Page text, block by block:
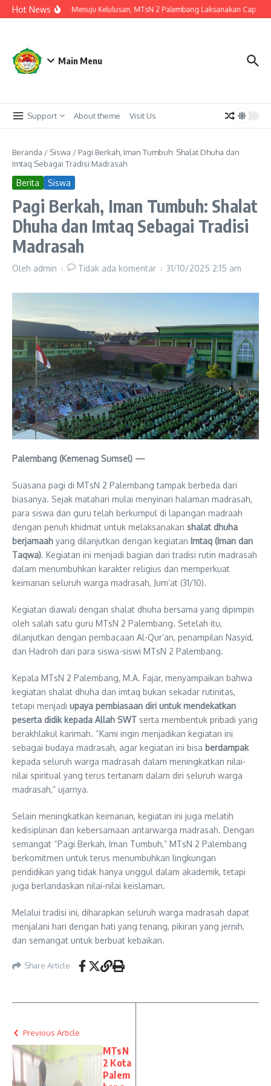
Lewati ke konten
Hot News
Langkah Akhir Menuju Kelulusan, MTsN 2 Palembang Laksanakan Cap Tiga
Main Menu
Support About theme Visit Us
Beranda / Siswa / Pagi Berkah, Iman Tumbuh: Shalat Dhuha dan
Imtaq Sebagai Tradisi Madrasah
Berita Siswa
Pagi Berkah, Iman Tumbuh: Shalat
Dhuha dan Imtaq Sebagai Tradisi
Madrasah
Oleh admin Tidak ada komentar 31/10/2025 2:15 am
Palembang (Kemenag Sumsel) —
Suasana pagi di MTsN 2 Palembang tampak berbeda dari
biasanya. Sejak matahari mulai menyinari halaman madrasah,
para siswa dan guru telah berkumpul di lapangan madraah
dengan penuh khidmat untuk melaksanakan shalat dhuha
berjamaah yang dilanjutkan dengan kegiatan Imtaq (Iman dan
Taqwa). Kegiatan ini menjadi bagian dari tradisi rutin madrasah
dalam menumbuhkan karakter religius dan memperkuat
keimanan seluruh warga madrasah, Jum’at (31/10).
Kegiatan diawali dengan shalat dhuha bersama yang dipimpin
oleh salah satu guru MTsN 2 Palembang. Setelah itu,
dilanjutkan dengan pembacaan Al-Qur’an, penampilan Nasyid,
dan Hadroh dari para siswa-siswi MTsN 2 Palembang.
Kepala MTsN 2 Palembang, M.A. Fajar, menyampaikan bahwa
kegiatan shalat dhuha dan imtaq bukan sekadar rutinitas,
tetapi menjadi upaya pembiasaan diri untuk mendekatkan
peserta didik kepada Allah SWT serta membentuk pribadi yang
berakhlakul karimah. “Kami ingin menjadikan kegiatan ini
sebagai budaya madrasah, agar kegiatan ini bisa berdampak
kepada seluruh warga madrasah dalam meningkatkan nilai-
nilai spiritual yang terus tertanam dalam diri seluruh warga
madrasah,” ujarnya.
Selain meningkatkan keimanan, kegiatan ini juga melatih
kedisiplinan dan kebersamaan antarwarga madrasah. Dengan
semangat “Pagi Berkah, Iman Tumbuh,” MTsN 2 Palembang
berkomitmen untuk terus menumbuhkan lingkungan
pendidikan yang tidak hanya unggul dalam akademik, tetapi
juga berlandaskan nilai-nilai keislaman.
Melalui tradisi ini, diharapkan seluruh warga madrasah dapat
menjalani hari dengan hati yang tenang, pikiran yang jernih,
dan semangat untuk berbuat kebaikan.
Share Article
Previous Article
MTsN
2 Kota
Palem